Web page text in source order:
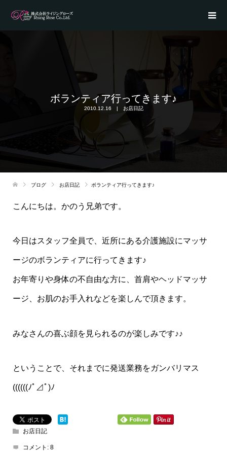
ボランティア行ってきます♪
2010.12.16 お店日記
ブログ お店日記 ボランティア行ってきます♪
こんにちは。かのう兄弟です。
今日はスタッフ全員で、近所にある介護施設にマッサ
ージのボランティアに行ってきます♪
お年寄りや身体の不自由な方に、首肩やヘッドマッサ
ージ、お肌のお手入れなどを楽しんで頂きます。
みなさんの喜ぶ顔を見られるのが楽しみです♪♪
ということで、それまでに発送業務をガンバリマス
((((((ﾉﾟ⊿ﾟ)ﾉ
お店日記
コメント: 8